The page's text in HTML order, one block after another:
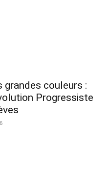
couleurs :
Progressiste